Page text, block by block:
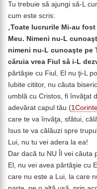
Tu trebuie să ajungi să-L
cum este scris:
„Toate lucrurile Mi-au fost
Meu. Nimeni nu-L
nimeni nu-L cunoaşte pe
căruia vrea Fiul să i-L
părtăşie cu Fiul, El nu ţi-L
Iubite cititor, nu căuta
umblă cu Cristos, fi învăţat
adevărat capul tău (
care te va învăţa, sfătui,
Isus te va călăuzi spre
Lui, nu tu vei adera la ea!
Dar dacă tu NU Îl vei căuta
El, nu vei avea părtăşie cu
care nu este a Lui, la care